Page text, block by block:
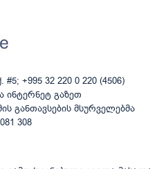
+995 32 220 0 220 (4506)
ინტერნეტ გაზეთ
განთავსების მსურველებმა
308